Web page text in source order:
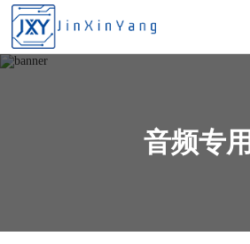
音频专用